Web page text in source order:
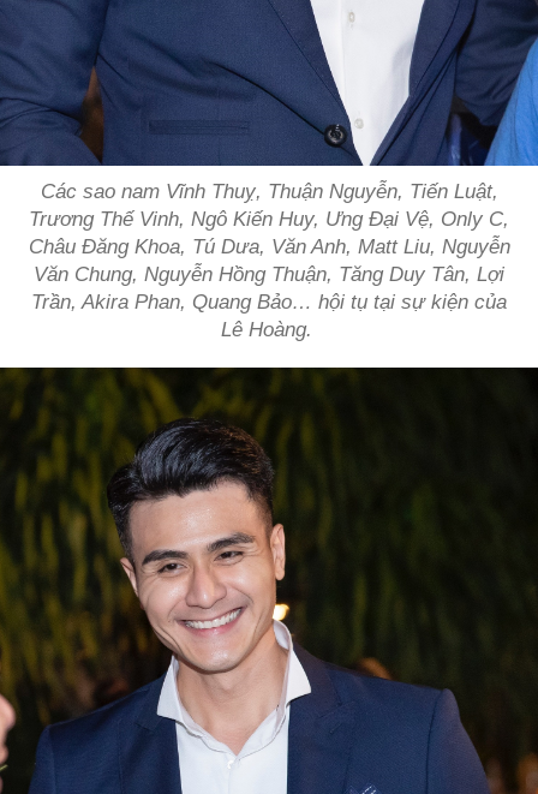
Các sao nam Vĩnh Thuỵ, Thuận Nguyễn, Tiến Luật,
Trương Thế Vinh, Ngô Kiến Huy, Ưng Đại Vệ, Only C,
Châu Đăng Khoa, Tú Dưa, Văn Anh, Matt Liu, Nguyễn
Văn Chung, Nguyễn Hồng Thuận, Tăng Duy Tân, Lợi
Trần, Akira Phan, Quang Bảo… hội tụ tại sự kiện của
Lê Hoàng.